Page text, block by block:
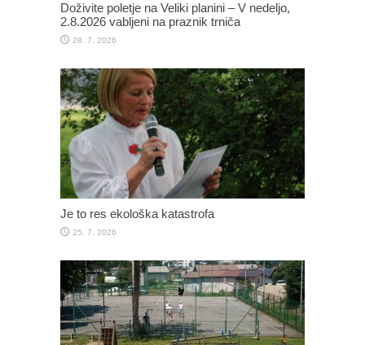
Doživite poletje na Veliki planini – V nedeljo,
2.8.2026 vabljeni na praznik trniča
28. 7. 2026
Je to res ekološka katastrofa
25. 7. 2026